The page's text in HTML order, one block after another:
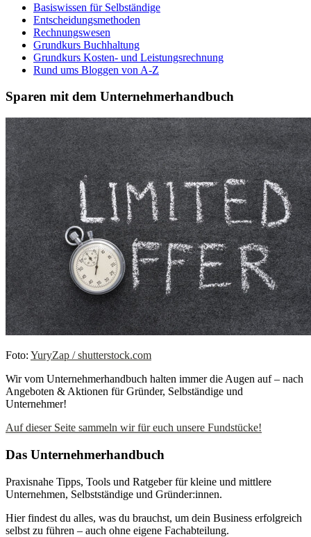
Basiswissen für Selbständige
Entscheidungsmethoden
Rechnungswesen
Grundkurs Buchhaltung
Grundkurs Kosten- und Leistungsrechnung
Rund ums Bloggen von A-Z
Sparen mit dem Unternehmerhandbuch
Foto: YuryZap / shutterstock.com
Wir vom Unternehmerhandbuch halten immer die Augen auf – nach
Angeboten & Aktionen für Gründer, Selbständige und
Unternehmer!
Auf dieser Seite sammeln wir für euch unsere Fundstücke!
Das Unternehmerhandbuch
Praxisnahe Tipps, Tools und Ratgeber für kleine und mittlere
Unternehmen, Selbstständige und Gründer:innen.
Hier findest du alles, was du brauchst, um dein Business erfolgreich
selbst zu führen – auch ohne eigene Fachabteilung.